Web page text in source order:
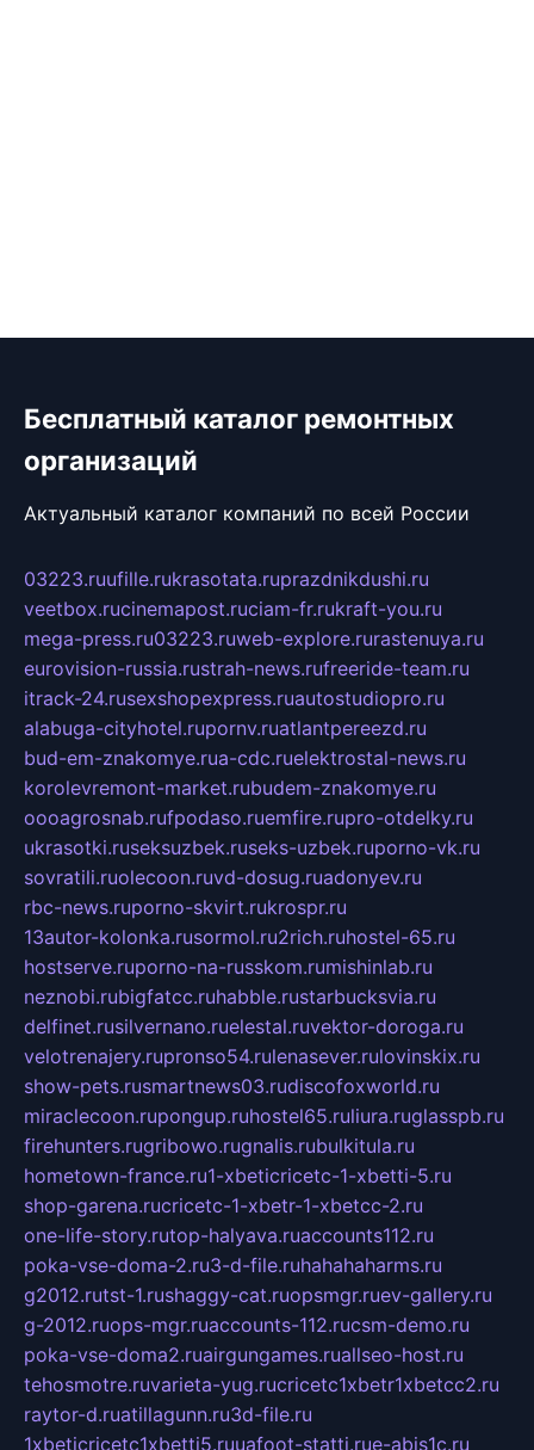
Бесплатный каталог ремонтных
организаций
Актуальный каталог компаний по всей России
03223.ruufille.rukrasotata.ruprazdnikdushi.ru
veetbox.rucinemapost.ruciam-fr.rukraft-you.ru
mega-press.ru03223.ruweb-explore.rurastenuya.ru
eurovision-russia.rustrah-news.rufreeride-team.ru
itrack-24.rusexshopexpress.ruautostudiopro.ru
alabuga-cityhotel.rupornv.ruatlantpereezd.ru
bud-em-znakomye.rua-cdc.ruelektrostal-news.ru
korolevremont-market.rubudem-znakomye.ru
oooagrosnab.rufpodaso.ruemfire.rupro-otdelky.ru
ukrasotki.ruseksuzbek.ruseks-uzbek.ruporno-vk.ru
sovratili.ruolecoon.ruvd-dosug.ruadonyev.ru
rbc-news.ruporno-skvirt.rukrospr.ru
13autor-kolonka.rusormol.ru2rich.ruhostel-65.ru
hostserve.ruporno-na-russkom.rumishinlab.ru
neznobi.rubigfatcc.ruhabble.rustarbucksvia.ru
delfinet.rusilvernano.ruelestal.ruvektor-doroga.ru
velotrenajery.rupronso54.rulenasever.rulovinskix.ru
show-pets.rusmartnews03.rudiscofoxworld.ru
miraclecoon.rupongup.ruhostel65.ruliura.ruglasspb.ru
firehunters.rugribowo.rugnalis.rubulkitula.ru
hometown-france.ru1-xbeticricetc-1-xbetti-5.ru
shop-garena.rucricetc-1-xbetr-1-xbetcc-2.ru
one-life-story.rutop-halyava.ruaccounts112.ru
poka-vse-doma-2.ru3-d-file.ruhahahaharms.ru
g2012.rutst-1.rushaggy-cat.ruopsmgr.ruev-gallery.ru
g-2012.ruops-mgr.ruaccounts-112.rucsm-demo.ru
poka-vse-doma2.ruairgungames.ruallseo-host.ru
tehosmotre.ruvarieta-yug.rucricetc1xbetr1xbetcc2.ru
raytor-d.ruatillagunn.ru3d-file.ru
1xbeticricetc1xbetti5.ruuafoot-statti.rue-abis1c.ru